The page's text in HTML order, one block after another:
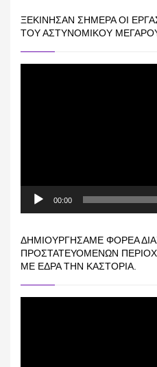
ΞΕΚΊΝΗΣΑΝ ΣΉΜΕΡΑ ΟΙ
ΤΟΥ ΑΣΤΥΝΟΜΙΚΟΎ
00:00
ΔΗΜΙΟΥΡΓΉΣΑΜΕ ΦΟΡΈΑ
ΠΡΟΣΤΑΤΕΥΌΜΕΝΩΝ
ΜΕ ΈΔΡΑ ΤΗΝ ΚΑΣΤΟΡΙΆ.